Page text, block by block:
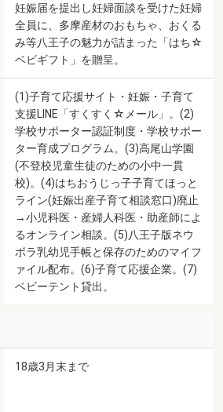
妊娠届を提出し妊婦面談を受けた妊婦
全員に、多摩産材のおもちゃ、おくる
み等八王子の魅力が詰まった「はち☆
ベビギフト」を贈呈。
(1)子育て応援サイト・妊娠・子育て
支援LINE「すくすく☆メール」。(2)
学校サポーター認証制度・学校サポー
ター育成プログラム。(3)高尾山学園
(不登校児童生徒のための小中一貫
校)。(4)はちおうじっ子子育てほっと
ライン(妊娠出産子育て相談窓口)廃止
→小児科医・産婦人科医・助産師によ
るオンライン相談。(5)八王子版ネウ
ボラ乳幼児手帳と保存のためのマイフ
ァイル配布。(6)子育て応援企業。(7)
ベビーテント貸出。
18歳3月末まで